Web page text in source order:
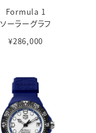
Formula 1
ソーラーグラフ
¥286,000